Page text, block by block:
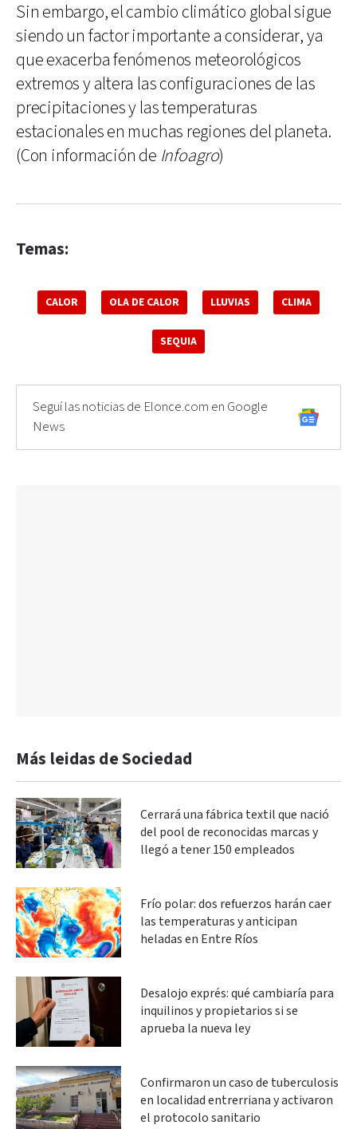
Sin embargo, el cambio climático global sigue
siendo un factor importante a considerar, ya
que exacerba fenómenos meteorológicos
extremos y altera las configuraciones de las
precipitaciones y las temperaturas
estacionales en muchas regiones del planeta.
(Con información de Infoagro)
Temas:
CALOR OLA DE CALOR LLUVIAS CLIMA
SEQUIA
Seguí las noticias de Elonce.com en Google
News
Más leidas de Sociedad
Cerrará una fábrica textil que nació
del pool de reconocidas marcas y
llegó a tener 150 empleados
Frío polar: dos refuerzos harán caer
las temperaturas y anticipan
heladas en Entre Ríos
Desalojo exprés: qué cambiaría para
inquilinos y propietarios si se
aprueba la nueva ley
Confirmaron un caso de tuberculosis
en localidad entrerriana y activaron
el protocolo sanitario